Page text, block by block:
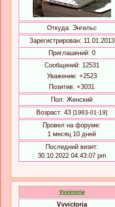
Откуда: Энгельс
Зарегистрирован: 11.01.2013
Приглашений: 0
Сообщений: 12531
Уважение: +2523
Позитив: +3031
Пол: Женский
Возраст: 43 [1983-01-19]
Провел на форуме:
1 месяц 10 дней
Последний визит:
30.10.2022 04:43:07 pm
Vvvictoria
Vvvictoria